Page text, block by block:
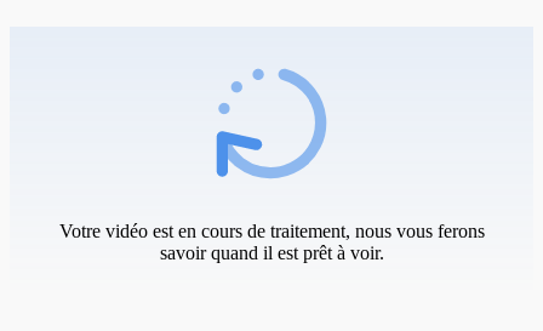
Votre vidéo est en cours de traitement, nous vous ferons
savoir quand il est prêt à voir.